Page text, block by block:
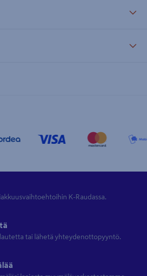
K-Raudassa.
tai lähetä yhteydenottopyyntö.